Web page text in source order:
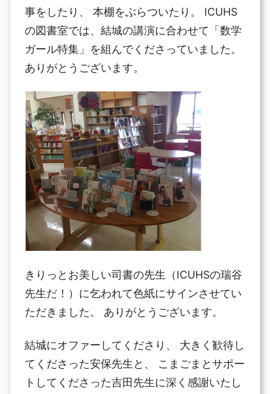
事をしたり、 本棚をぶらついたり。 ICUHS
の図書室では、結城の講演に合わせて「数学
ガール特集」を組んでくださっていました。
ありがとうございます。
きりっとお美しい司書の先生（ICUHSの瑞谷
先生だ！）に乞われて色紙にサインさせてい
ただきました。 ありがとうございます。
結城にオファーしてくださり、 大きく歓待し
てくださった安保先生と、 こまごまとサポー
トしてくださった吉田先生に深く感謝いたし